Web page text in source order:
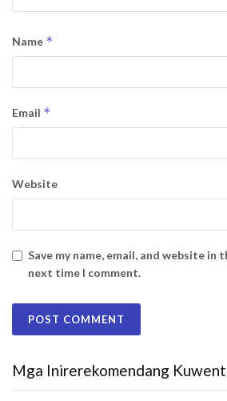
Name *
Email *
Website
Save my name, email, and website in
next time I comment.
Mga Inirerekomendang